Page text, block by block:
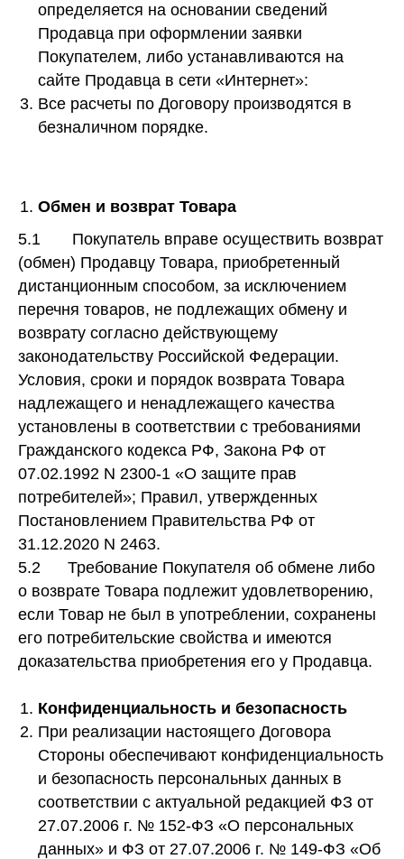
определяется на основании сведений
Продавца при оформлении заявки
Покупателем, либо устанавливаются на
сайте Продавца в сети «Интернет»:
Все расчеты по Договору производятся в
безналичном порядке.
Обмен и возврат Товара
5.1
Покупатель вправе осуществить возврат
(обмен) Продавцу Товара, приобретенный
дистанционным способом, за исключением
перечня товаров, не подлежащих обмену и
возврату согласно действующему
законодательству Российской Федерации.
Условия, сроки и порядок возврата Товара
надлежащего и ненадлежащего качества
установлены в соответствии с требованиями
Гражданского кодекса РФ, Закона РФ от
07.02.1992 N 2300-1 «О защите прав
потребителей»; Правил, утвержденных
Постановлением Правительства РФ от
31.12.2020 N 2463.
5.2 Требование Покупателя об обмене либо
о возврате Товара подлежит удовлетворению,
если Товар не был в употреблении, сохранены
его потребительские свойства и имеются
доказательства приобретения его у Продавца.
Конфиденциальность и безопасность
При реализации настоящего Договора
Стороны обеспечивают конфиденциальность
и безопасность персональных данных в
соответствии с актуальной редакцией ФЗ от
27.07.2006 г. № 152-ФЗ «О персональных
данных» и ФЗ от 27.07.2006 г. № 149-ФЗ «Об